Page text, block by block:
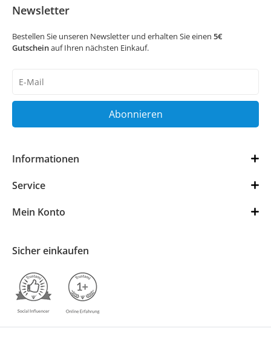
Newsletter
Bestellen Sie unseren Newsletter und erhalten Sie einen 5€
Gutscheinauf Ihren nächsten Einkauf.
Honig
Abonnieren
Informationen
Service
Mein Konto
Sicher einkaufen